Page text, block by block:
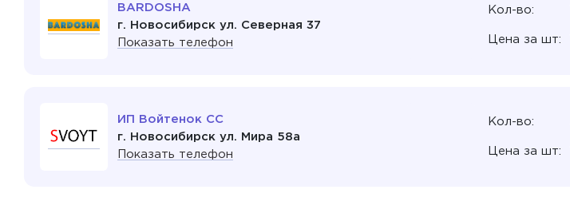
BARDOSHA
г. Новосибирск ул. Северная 37
Показать телефон
Кол-во:
Цена за шт:
ИП Войтенок СС
г. Новосибирск ул. Мира 58а
Показать телефон
Кол-во:
Цена за шт: